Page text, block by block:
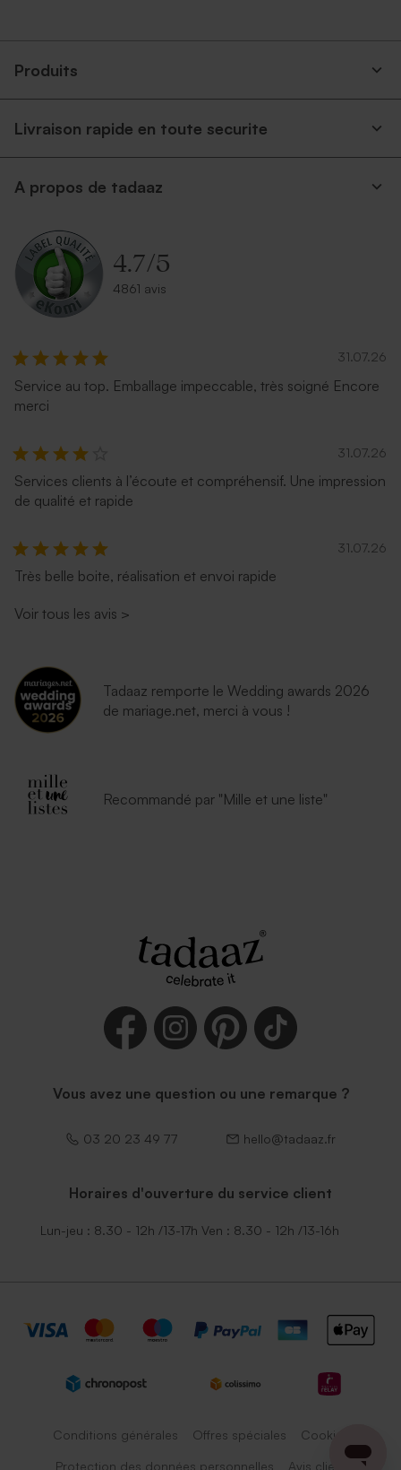
Produits
Livraison rapide en toute securite
A propos de tadaaz
4.7/5
4861 avis
31.07.26
Service au top. Emballage impeccable, très soigné Encore
merci
31.07.26
Services clients à l’écoute et compréhensif. Une impression
de qualité et rapide
31.07.26
Très belle boite, réalisation et envoi rapide
Voir tous les avis >
Tadaaz remporte le Wedding awards 2026
de mariage.net, merci à vous !
Recommandé par "Mille et une liste"
Vous avez une question ou une remarque ?
03 20 23 49 77 hello@tadaaz.fr
Horaires d'ouverture du service client
Lun-jeu : 8.30 - 12h /13-17h Ven : 8.30 - 12h /13-16h
Conditions générales Offres spéciales Cookies
Protection des données personnelles Avis client